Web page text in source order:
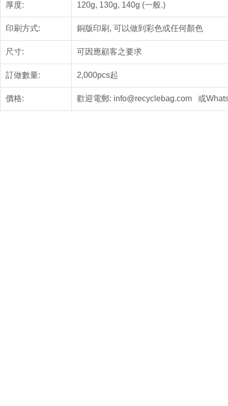
厚度: 120g, 130g, 140g (一般.)
印刷方式: 銅版印刷, 可以做到彩色或任何顏色
尺寸: 可因應顧客之要求
訂做數量: 2,000pcs起
價格: 歡迎電郵: info@recyclebag.com 或